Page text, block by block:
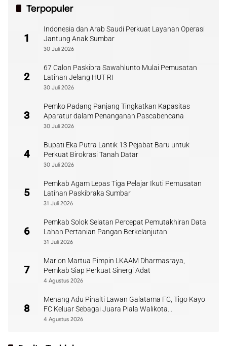
Terpopuler
1
Indonesia dan Arab Saudi Perkuat Layanan Operasi
Jantung Anak Sumbar
30 Juli 2026
2
67 Calon Paskibra Sawahlunto Mulai Pemusatan
Latihan Jelang HUT RI
30 Juli 2026
3
Pemko Padang Panjang Tingkatkan Kapasitas
Aparatur dalam Penanganan Pascabencana
30 Juli 2026
4
Bupati Eka Putra Lantik 13 Pejabat Baru untuk
Perkuat Birokrasi Tanah Datar
30 Juli 2026
5
Pemkab Agam Lepas Tiga Pelajar Ikuti Pemusatan
Latihan Paskibraka Sumbar
31 Juli 2026
6
Pemkab Solok Selatan Percepat Pemutakhiran Data
Lahan Pertanian Pangan Berkelanjutan
31 Juli 2026
7
Marlon Martua Pimpin LKAAM Dharmasraya,
Pemkab Siap Perkuat Sinergi Adat
4 Agustus 2026
8
Menang Adu Pinalti Lawan Galatama FC, Tigo Kayo
FC Keluar Sebagai Juara Piala Walikota
Payakumbuh
4 Agustus 2026